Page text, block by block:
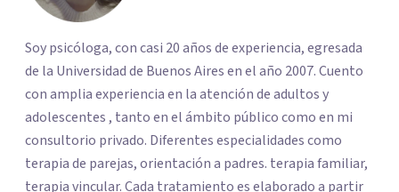
Soy psicóloga, con casi 20 años de experiencia, egresada
de la Universidad de Buenos Aires en el año 2007. Cuento
con amplia experiencia en la atención de adultos y
adolescentes , tanto en el ámbito público como en mi
consultorio privado. Diferentes especialidades como
terapia de parejas, orientación a padres. terapia familiar,
terapia vincular. Cada tratamiento es elaborado a partir